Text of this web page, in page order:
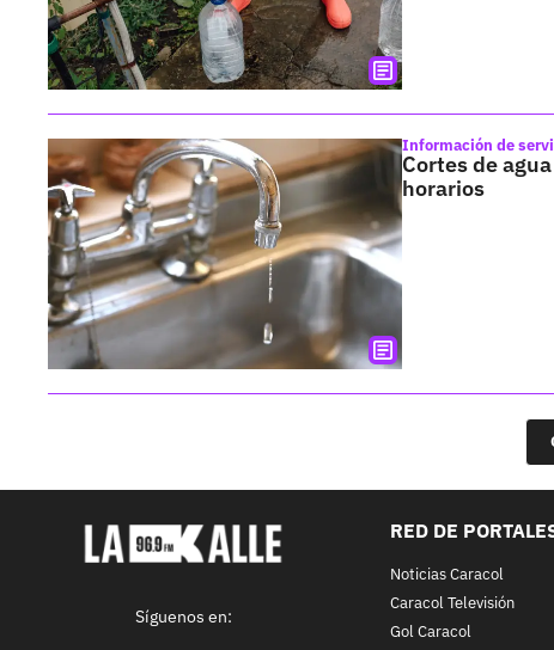
Información de
Cortes de
horarios
Síguenos en:
RED DE
Noticias Caracol
Caracol Televisión
Gol Caracol